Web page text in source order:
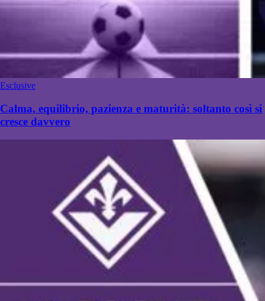
Esclusive
Calma, equilibrio, pazienza e maturità: soltanto così si
cresce davvero